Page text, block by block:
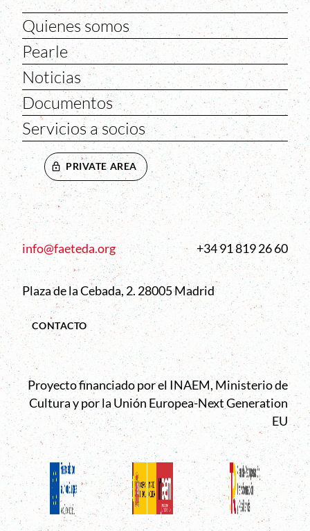
Quienes somos
Pearle
Noticias
Documentos
Servicios a socios
PRIVATE AREA
info@faeteda.org +34 91 819 26 60
Plaza de la Cebada, 2. 28005 Madrid
CONTACTO
Proyecto financiado por el INAEM, Ministerio de
Cultura y por la Unión Europea-Next Generation
EU